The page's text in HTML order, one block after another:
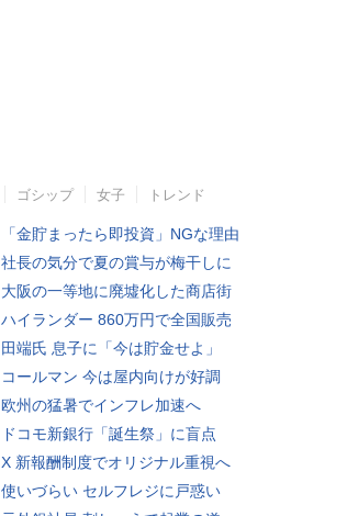
ゴシップ 女子 トレンド
「金貯まったら即投資」NGな理由
社長の気分で夏の賞与が梅干しに
大阪の一等地に廃墟化した商店街
ハイランダー 860万円で全国販売
田端氏 息子に「今は貯金せよ」
コールマン 今は屋内向けが好調
欧州の猛暑でインフレ加速へ
ドコモ新銀行「誕生祭」に盲点
X 新報酬制度でオリジナル重視へ
使いづらい セルフレジに戸惑い